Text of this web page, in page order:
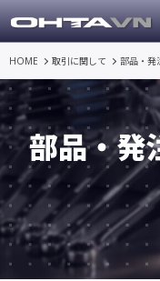
HOME 取引に関して 部品・発
部品・発